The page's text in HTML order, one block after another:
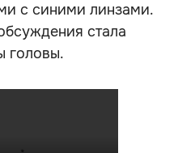
с синими линзами.
стала
головы.